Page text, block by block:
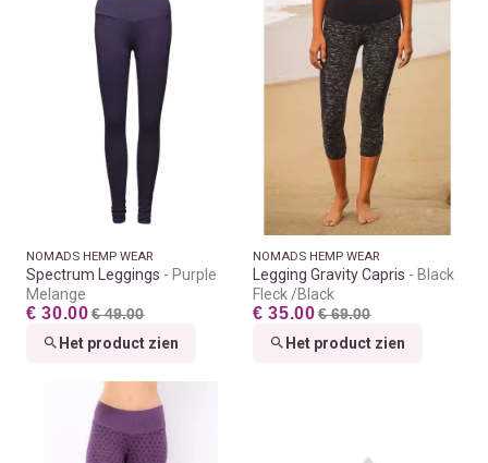
NOMADS HEMP WEAR
Spectrum Leggings
Purple
Melange
€ 30.00 € 49.00
Het product zien
NOMADS HEMP WEAR
Legging Gravity Capris
Black
Fleck /Black
€ 35.00 € 69.00
Het product zien